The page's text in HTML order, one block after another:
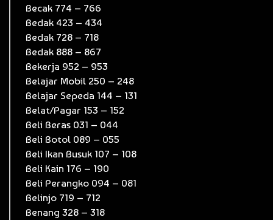
Becak 774 – 766
Bedak 423 – 434
Bedak 728 – 718
Bedak 888 – 867
Bekerja 952 – 953
Belajar Mobil 250 – 248
Belajar Sepeda 144 – 131
Belat/Pagar 153 – 152
Beli Beras 031 – 044
Beli Botol 089 – 055
Beli Ikan Busuk 107 – 108
Beli Kain 176 – 190
Beli Perangko 094 – 081
Belinjo 719 – 712
Benang 328 – 318